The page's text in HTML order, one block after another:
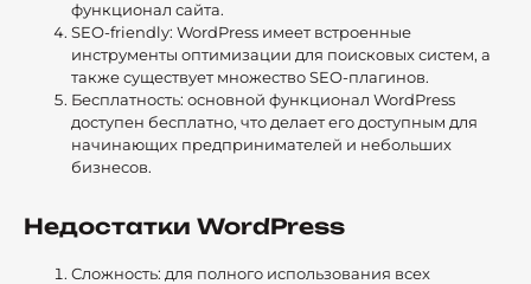
функционал сайта.
SEO-friendly: WordPress имеет встроенные
инструменты оптимизации для поисковых систем, а
также существует множество SEO-плагинов.
Бесплатность: основной функционал WordPress
доступен бесплатно, что делает его доступным для
начинающих предпринимателей и небольших
бизнесов.
Недостатки WordPress
Сложность: для полного использования всех